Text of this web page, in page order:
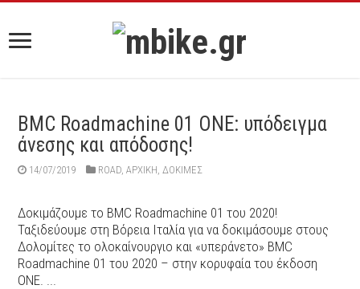
BMC Roadmachine 01 ONE: υπόδειγμα
άνεσης και απόδοσης!
14/07/2019 ROAD ,ΑΡΧΙΚΉ ΔΟΚΙΜΕΣ
Δοκιμάζουμε το BMC Roadmachine 01 του 2020!
Ταξιδεύουμε στη Βόρεια Ιταλία για να δοκιμάσουμε στους
Δολομίτες το ολοκαίνουργιο και «υπεράνετο» BMC
Roadmachine 01 του 2020 – στην κορυφαία του έκδοση
ONE. ...